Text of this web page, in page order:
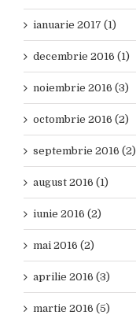
ianuarie 2017 (1)
decembrie 2016 (1)
noiembrie 2016 (3)
octombrie 2016 (2)
septembrie 2016 (2)
august 2016 (1)
iunie 2016 (2)
mai 2016 (2)
aprilie 2016 (3)
martie 2016 (5)